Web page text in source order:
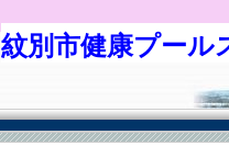
紋別市健康プール